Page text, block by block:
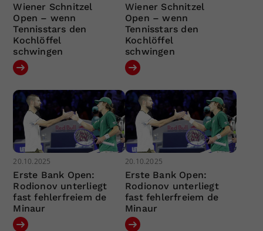
Wiener Schnitzel
Open – wenn
Tennisstars den
Kochlöffel
schwingen
Wiener Schnitzel
Open – wenn
Tennisstars den
Kochlöffel
schwingen
20.10.2025
Erste Bank Open:
Rodionov unterliegt
fast fehlerfreiem de
Minaur
20.10.2025
Erste Bank Open:
Rodionov unterliegt
fast fehlerfreiem de
Minaur